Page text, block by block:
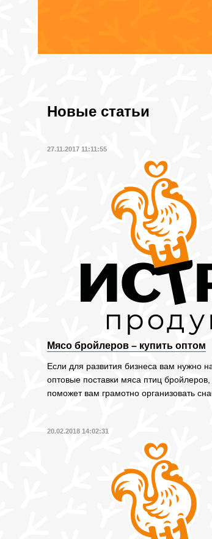
Новые статьи
27.11.2017 11:11:55
Мясо бройлеров – купить оптом
Если для развития бизнеса вам нужно
оптовые поставки мяса птиц
поможет вам грамотно организовать
20.02.2018 14:02:31